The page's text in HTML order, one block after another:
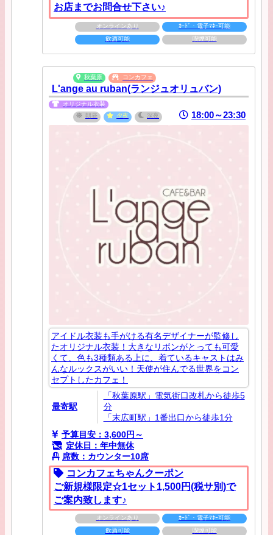
お店までお問合せ下さい♪
オンラインあり
ｶｰﾄﾞ・電子ﾏﾈｰ可能
飲酒可能
喫煙可能
秋葉原 コンカフェ
L'ange au ruban(ランジュオリュバン)
オリジナル衣装
朝昼
夕夜 深夜 18:00～23:30
アイドル衣装も手がける有名デザイナーが監修し
たオリジナル衣装！大きなリボンがとっても可愛
くて、色も3種類ある上に、着ているキャストはみ
んなルックスがいい！天使が住んでる世界をコン
セプトしたカフェ！
最寄駅
「秋葉原駅」電気街口改札から徒歩5
分
「末広町駅」1番出口から徒歩1分
予算目安：3,600円～
定休日：年中無休
席数：カウンター10席
コンカフェちゃんクーポン
ご新規様限定☆1セット1,500円(税サ別)で
ご案内致します♪
オンラインあり
ｶｰﾄﾞ・電子ﾏﾈｰ可能
飲酒可能
喫煙可能